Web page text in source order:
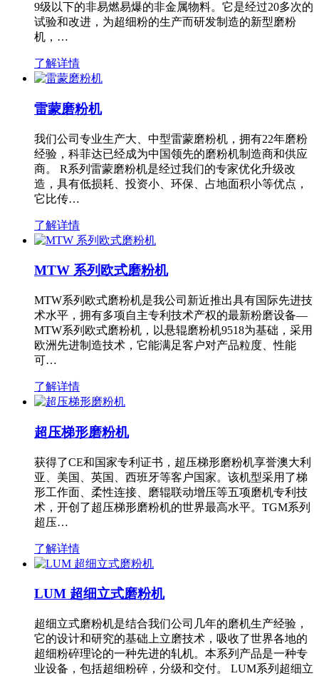
9级以下的非易燃易爆的非金属物料。它是经过20多次的
试验和改进，为超细粉的生产而研发制造的新型磨粉
机，…
了解详情
雷蒙磨粉机
我们公司专业生产大、中型雷蒙磨粉机，拥有22年磨粉
经验，科菲达已经成为中国领先的磨粉机制造商和供应
商。 R系列雷蒙磨粉机是经过我们的专家优化升级改
造，具有低损耗、投资小、环保、占地面积小等优点，
它比传…
了解详情
MTW 系列欧式磨粉机
MTW系列欧式磨粉机是我公司新近推出具有国际先进技
术水平，拥有多项自主专利技术产权的最新粉磨设备—
MTW系列欧式磨粉机，以悬辊磨粉机9518为基础，采用
欧洲先进制造技术，它能满足客户对产品粒度、性能
可…
了解详情
超压梯形磨粉机
获得了CE和国家专利证书，超压梯形磨粉机享誉澳大利
亚、美国、英国、西班牙等客户国家。该机型采用了梯
形工作面、柔性连接、磨辊联动增压等五项磨机专利技
术，开创了超压梯形磨粉机的世界最高水平。TGM系列
超压…
了解详情
LUM 超细立式磨粉机
超细立式磨粉机是结合我们公司几年的磨机生产经验，
它的设计和研究的基础上立磨技术，吸收了世界各地的
超细粉碎理论的一种先进的轧机。本系列产品是一种专
业设备，包括超细粉碎，分级和交付。 LUM系列超细立